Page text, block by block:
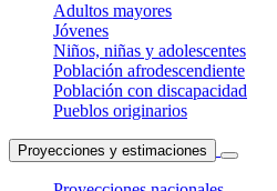
Adultos mayores
Jóvenes
Niños, niñas y adolescentes
Población afrodescendiente
Población con discapacidad
Pueblos originarios
Proyecciones y estimaciones